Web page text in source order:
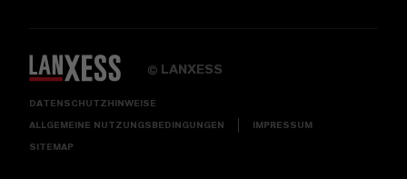
© LANXESS
DATENSCHUTZHINWEISE
ALLGEMEINE NUTZUNGSBEDINGUNGEN IMPRESSUM
SITEMAP